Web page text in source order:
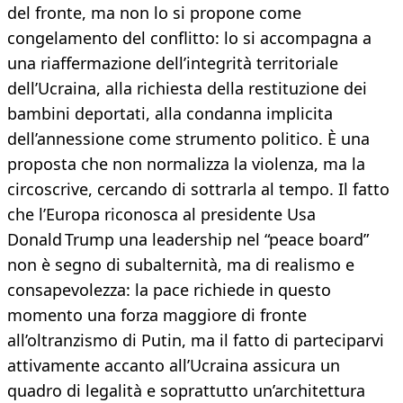
del fronte, ma non lo si propone come
congelamento del conflitto: lo si accompagna a
una riaffermazione dell’integrità territoriale
dell’Ucraina, alla richiesta della restituzione dei
bambini deportati, alla condanna implicita
dell’annessione come strumento politico. È una
proposta che non normalizza la violenza, ma la
circoscrive, cercando di sottrarla al tempo. Il fatto
che l’Europa riconosca al presidente Usa
Donald Trump una leadership nel “peace board”
non è segno di subalternità, ma di realismo e
consapevolezza: la pace richiede in questo
momento una forza maggiore di fronte
all’oltranzismo di Putin, ma il fatto di parteciparvi
attivamente accanto all’Ucraina assicura un
quadro di legalità e soprattutto un’architettura